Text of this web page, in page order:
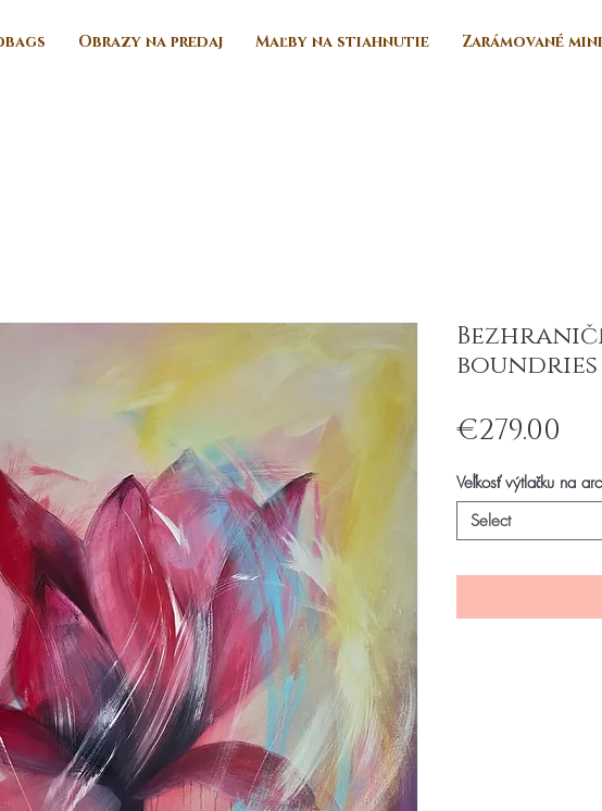
Obrazy na predaj Maľby na stiahnutie Zarámované
boundries
€279.00
Veľkosť výtlačku na
Select